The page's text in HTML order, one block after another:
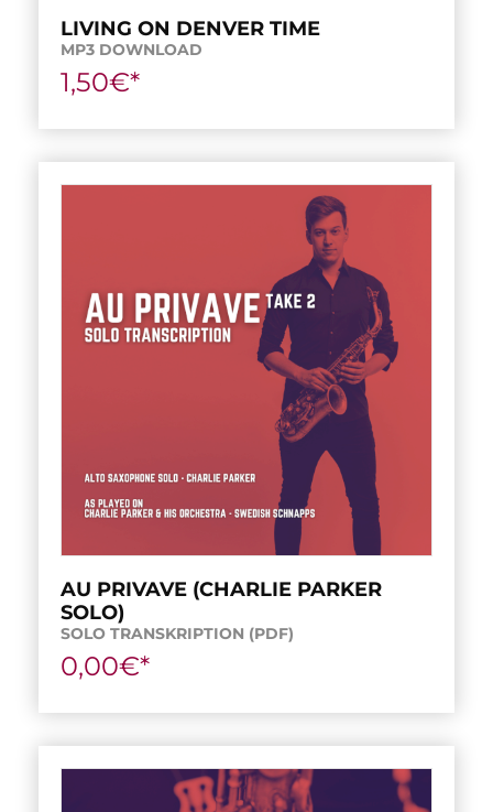
LIVING ON DENVER TIME
MP3 DOWNLOAD
1,50€*
AU PRIVAVE (CHARLIE PARKER
SOLO)
SOLO TRANSKRIPTION (PDF)
0,00€*